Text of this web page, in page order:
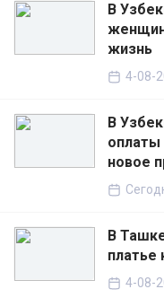
В
жизнь
4-08-
В
оплаты
новое
В
платье
4-08-